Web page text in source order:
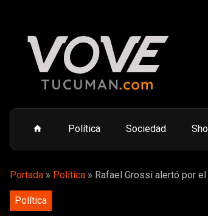
Política Sociedad
Portada » Política » Rafael Grossi alertó por
Política